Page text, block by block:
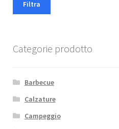
Filtra
Categorie prodotto
Barbecue
Calzature
Campeggio